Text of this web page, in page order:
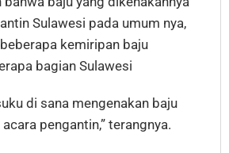
Sulawesi pada umum nya,
kemiripan baju
bagian Sulawesi
di sana mengenakan baju
pengantin,” terangnya.